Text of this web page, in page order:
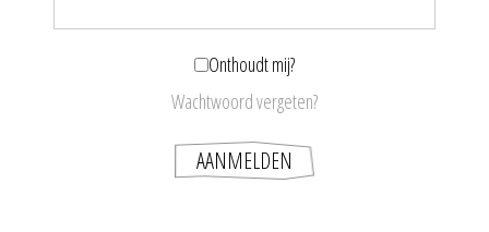
Onthoudt mij?
Wachtwoord vergeten?